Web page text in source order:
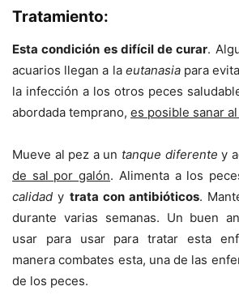
Tratamiento:
Esta condición es difícil de curar.
acuarios llegan a la eutanasiapara
la infección a los otros peces
abordada temprano, es posible sanar
Mueve al pez a un tanque diferente y
de sal por galón. Alimenta a los
calidad y trata con antibióticos.
durante varias semanas. Un buen
usar para usar para tratar esta
manera combates esta, una de las
de los peces.